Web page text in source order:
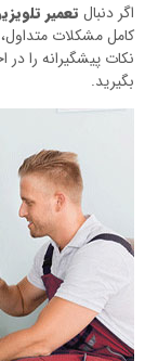
اگر دنبال تعمیر
کامل مشکلات
نکات پیشگیرانه را
بگیرید.